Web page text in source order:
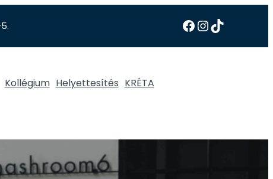
Kollégium Helyettesítés KRÉTA